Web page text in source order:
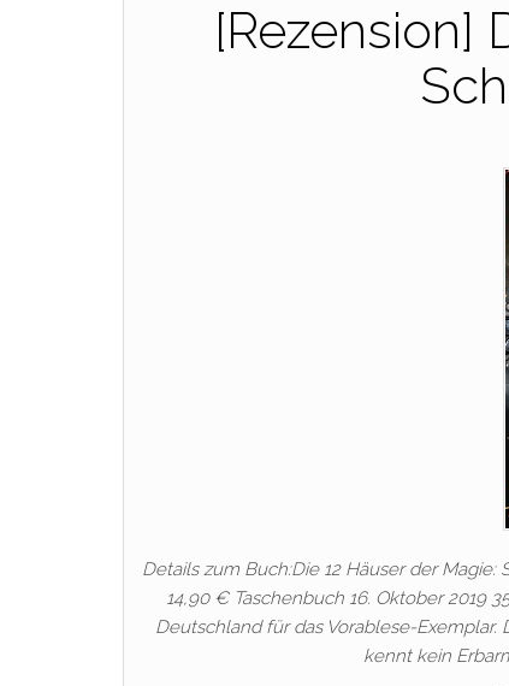
[Rezension]
Details zum Buch:Die 12 Häuser der
14,90 € Taschenbuch 16. Oktober 2019
Deutschland für das Vorablese-Exemplar.
kennt kein